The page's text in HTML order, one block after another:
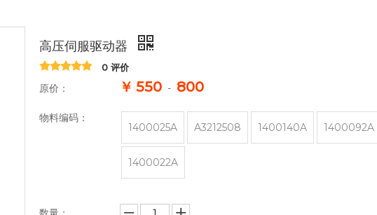
高压伺服驱动器
0 评价
原价： ￥ 550 - 800
物料编码：
1400025A A3212508 1400140A 1400092A
1400022A